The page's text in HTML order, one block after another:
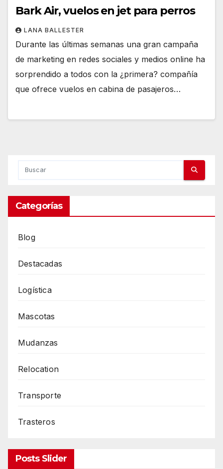
Bark Air, vuelos en jet para perros
LANA BALLESTER
Durante las últimas semanas una gran campaña
de marketing en redes sociales y medios online ha
sorprendido a todos con la ¿primera? compañía
que ofrece vuelos en cabina de pasajeros…
Categorías
Blog
Destacadas
Logística
Mascotas
Mudanzas
Relocation
Transporte
Trasteros
Posts Slider